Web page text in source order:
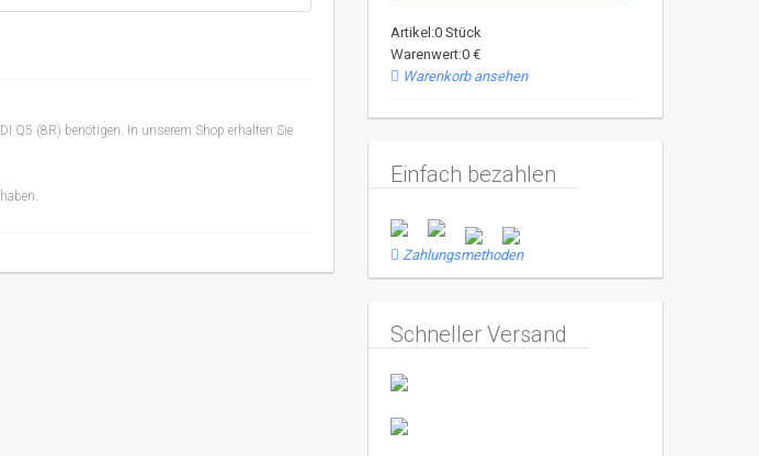
Q5 (8R) benötigen. In unserem Shop erhalten Sie
Artikel:0 Stück
Warenwert:0 €
Warenkorb ansehen
Einfach bezahlen
Zahlungsmethoden
Schneller Versand